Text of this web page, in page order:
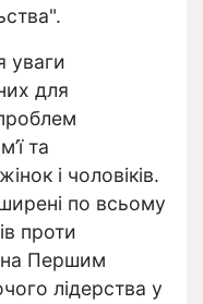
уваги
для
та
і чоловіків.
по всьому
проти
Першим
лідерства у